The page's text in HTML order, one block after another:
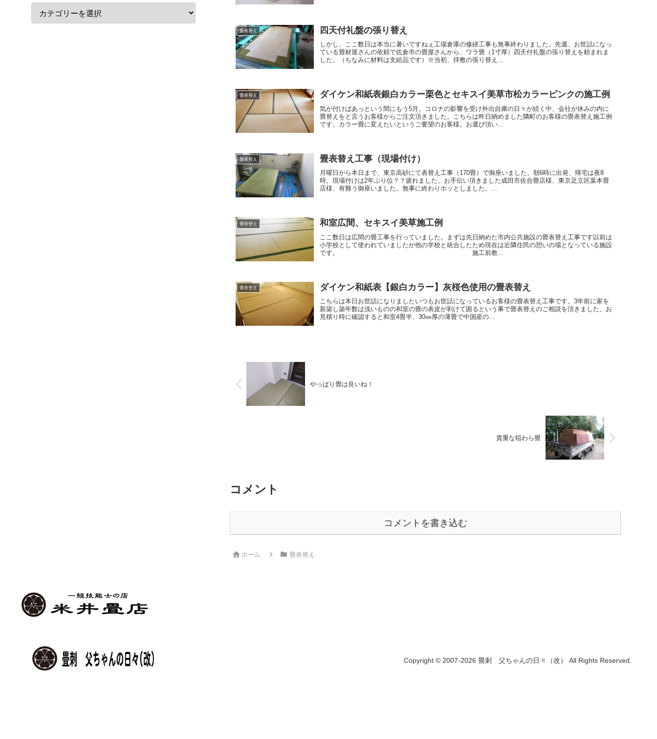
畳表替え 四天付礼盤の張り替え
しかし、ここ数日は本当に暑いですねぇ工場倉庫の修繕工事も無事終わりました。先週、お世話になっ
ている畳材屋さんの依頼で佐倉市の畳屋さんから、ワラ畳（1寸厚）四天付礼盤の張り替えを頼まれま
した。（ちなみに材料は支給品です）※当初、拝敷の張り替え...
畳表替え ダイケン和紙表銀白カラー栗色とセキスイ美草市松カラーピンクの施工例
気が付けばあっという間にもう5月。コロナの影響を受け外出自粛の日々が続く中、会社が休みの内に
畳替えをと言うお客様からご注文頂きました。こちらは昨日納めました隣町のお客様の畳表替え施工例
です。カラー畳に変えたいというご要望のお客様。お選び頂い...
畳表替え 畳表替え工事（現場付け）
月曜日から本日まで、東京高砂にて表替え工事（170畳）で御座いました。朝6時に出発、帰宅は夜8
時。現場付けは2年ぶり位？？疲れました。お手伝い頂きました成田市佐合畳店様、東京足立区葉本畳
店様、有難う御座いました。無事に終わりホッとしました。...
畳表替え 和室広間、セキスイ美草施工例
ここ数日は広間の畳工事を行っていました。まずは先日納めた市内公共施設の畳表替え工事です以前は
小学校として使われていましたが他の学校と統合したため現在は近隣住民の憩いの場となっている施設
です。 施工前教...
畳表替え ダイケン和紙表【銀白カラー】灰桜色使用の畳表替え
こちらは本日お世話になりましたいつもお世話になっているお客様の畳表替え工事です。3年前に家を
新築し築年数は浅いものの和室の畳の表皮が剥けて困るという事で畳表替えのご相談を頂きました。お
見積り時に確認すると和室4畳半、30㎜厚の薄畳で中国産の...
やっぱり畳は良いね！
貴重な稲わら畳
コメント
コメントを書き込む
ホーム 畳表替え
Copyright © 2007-2026 畳刺 父ちゃんの日々（改） All Rights Reserved.